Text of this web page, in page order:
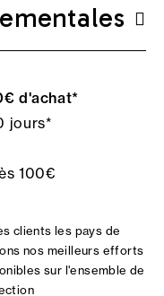
d'achat*
jours*
100€
clients les pays de
nos meilleurs efforts
sur l'ensemble de